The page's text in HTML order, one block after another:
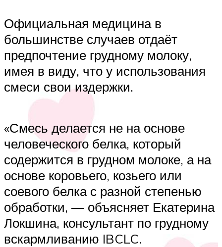
Официальная медицина в
большинстве случаев отдаёт
предпочтение грудному молоку,
имея в виду, что у использования
смеси свои издержки.
«Смесь делается не на основе
человеческого белка, который
содержится в грудном молоке, а на
основе коровьего, козьего или
соевого белка с разной степенью
обработки, — объясняет Екатерина
Локшина, консультант по грудному
вскармливанию IBCLC.